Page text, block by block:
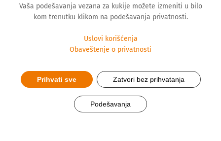
Hemofarm LinkedIn stranica u
Top50 po izboru PC Press-a
Vaša podešavanja vezana za kukije možete izmeniti u bilo
kom trenutku klikom na podešavanja privatnosti.
Uslovi korišćenja
Obaveštenje o privatnosti
Prihvati sve Zatvori bez prihvatanja
Podešavanja